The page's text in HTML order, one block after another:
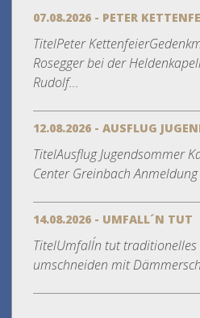
07.08.2026 - PETER
TitelPeter
Rosegger bei der
Rudolf...
12.08.2026 - AUSFLUG
TitelAusflug Jugendsommer
Center Greinbach
14.08.2026 - UMFALL´N TUT
TitelUmfall´n tut
umschneiden mit